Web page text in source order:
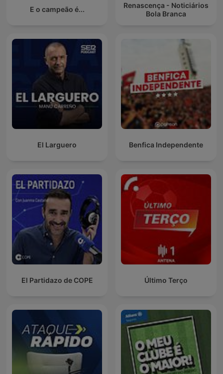
E o campeão é...
Renascença - Noticiários
Bola Branca
El Larguero Benfica Independente
El Partidazo de COPE Último Terço